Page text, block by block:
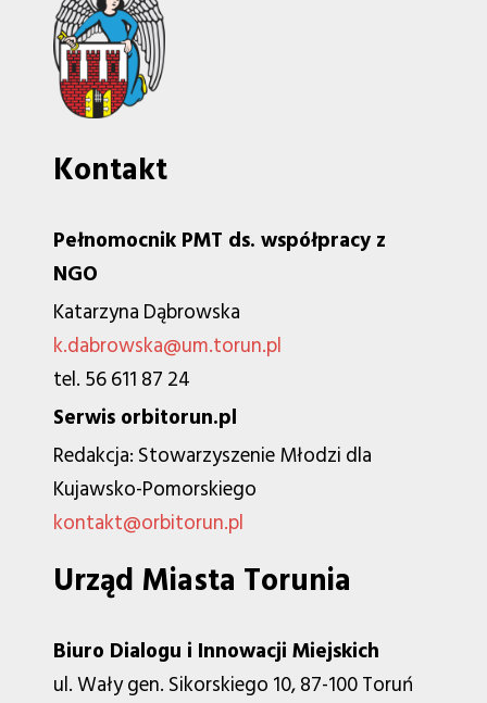
Kontakt
Pełnomocnik PMT ds. współpracy z
NGO
Katarzyna Dąbrowska
k.dabrowska@um.torun.pl
tel. 56 611 87 24
Serwis orbitorun.pl
Redakcja: Stowarzyszenie Młodzi dla
Kujawsko-Pomorskiego
kontakt@orbitorun.pl
Urząd Miasta Torunia
Biuro Dialogu i Innowacji Miejskich
ul. Wały gen. Sikorskiego 10, 87-100 Toruń